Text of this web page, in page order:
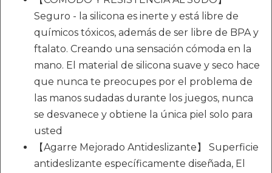
Seguro - la silicona es inerte y está libre de
químicos tóxicos, además de ser libre de BPA y
ftalato. Creando una sensación cómoda en la
mano. El material de silicona suave y seco hace
que nunca te preocupes por el problema de
las manos sudadas durante los juegos, nunca
se desvanece y obtiene la única piel solo para
usted
【Agarre Mejorado Antideslizante】 Superficie
antideslizante específicamente diseñada, El